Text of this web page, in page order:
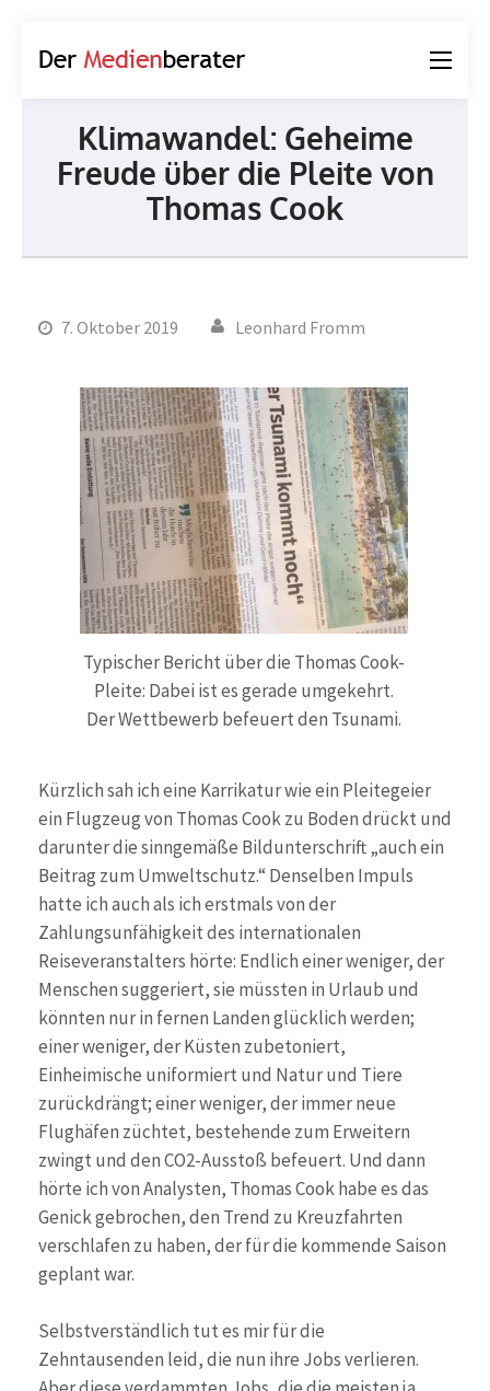
Klimawandel: Geheime
Freude über die Pleite von
Thomas Cook
7. Oktober 2019 Leonhard Fromm
Typischer Bericht über die Thomas Cook-
Pleite: Dabei ist es gerade umgekehrt.
Der Wettbewerb befeuert den Tsunami.
Kürzlich sah ich eine Karrikatur wie ein Pleitegeier
ein Flugzeug von Thomas Cook zu Boden drückt und
darunter die sinngemäße Bildunterschrift „auch ein
Beitrag zum Umweltschutz.“ Denselben Impuls
hatte ich auch als ich erstmals von der
Zahlungsunfähigkeit des internationalen
Reiseveranstalters hörte: Endlich einer weniger, der
Menschen suggeriert, sie müssten in Urlaub und
könnten nur in fernen Landen glücklich werden;
einer weniger, der Küsten zubetoniert,
Einheimische uniformiert und Natur und Tiere
zurückdrängt; einer weniger, der immer neue
Flughäfen züchtet, bestehende zum Erweitern
zwingt und den CO2-Ausstoß befeuert. Und dann
hörte ich von Analysten, Thomas Cook habe es das
Genick gebrochen, den Trend zu Kreuzfahrten
verschlafen zu haben, der für die kommende Saison
geplant war.
Selbstverständlich tut es mir für die
Zehntausenden leid, die nun ihre Jobs verlieren.